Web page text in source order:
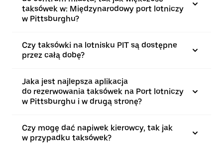
taksówek w: Międzynarodowy port lotniczy
w Pittsburghu?
Czy taksówki na lotnisku PIT są dostępne
przez całą dobę?
Jaka jest najlepsza aplikacja
do rezerwowania taksówek na Port lotniczy
w Pittsburghu i w drugą stronę?
Czy mogę dać napiwek kierowcy, tak jak
w przypadku taksówek?